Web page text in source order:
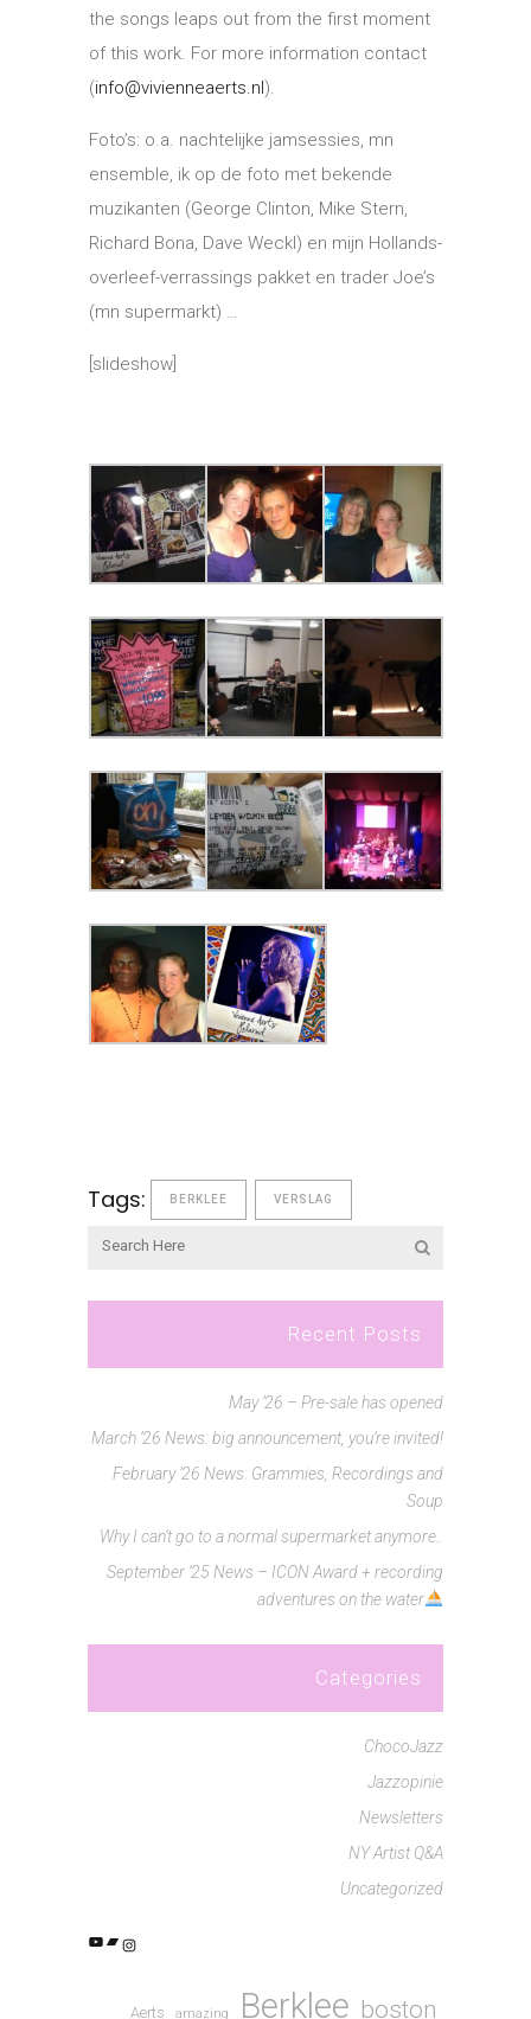
the songs leaps out from the first moment
of this work. For more information contact
(info@vivienneaerts.nl).
Foto’s: o.a. nachtelijke jamsessies, mn
ensemble, ik op de foto met bekende
muzikanten (George Clinton, Mike Stern,
Richard Bona, Dave Weckl) en mijn Hollands-
overleef-verrassings pakket en trader Joe’s
(mn supermarkt) …
[slideshow]
Tags: BERKLEE VERSLAG
Recent Posts
May ’26 – Pre-sale has opened
March ’26 News: big announcement, you’re invited!
February ’26 News: Grammies, Recordings and
Soup
Why I can’t go to a normal supermarket anymore..
September ’25 News – ICON Award + recording
adventures on the water
Categories
ChocoJazz
Jazzopinie
Newsletters
NY Artist Q&A
Uncategorized
YouTube
Bandcamp
Instagram
Aerts amazing Berklee boston